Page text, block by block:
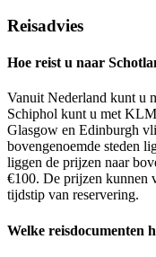
Reisadvies
Hoe reist u naar
Vanuit Nederland kunt u
Schiphol kunt u met
Glasgow en Edinburgh
bovengenoemde steden
liggen de prijzen naar
€100. De prijzen kunnen
tijdstip van reservering.
Welke reisdocumenten